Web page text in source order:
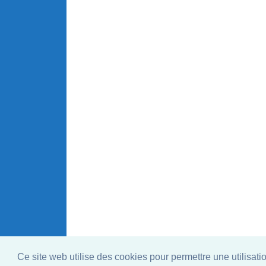
Ce site web utilise des cookies pour permettre une